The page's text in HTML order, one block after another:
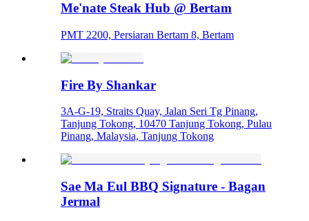
Me'nate Steak Hub @ Bertam
PMT 2200, Persiaran Bertam 8, Bertam
Fire By Shankar
3A-G-19, Straits Quay, Jalan Seri Tg Pinang,
Tanjung Tokong, 10470 Tanjung Tokong, Pulau
Pinang, Malaysia, Tanjung Tokong
Sae Ma Eul BBQ Signature - Bagan
Jermal